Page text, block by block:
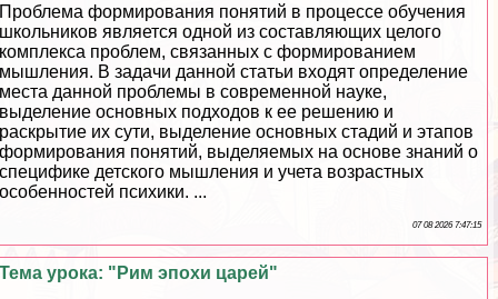
Проблема формирования понятий в процессе обучения
школьников является одной из составляющих целого
комплекса проблем, связанных с формированием
мышления. В задачи данной статьи входят определение
места данной проблемы в современной науке,
выделение основных подходов к ее решению и
раскрытие их сути, выделение основных стадий и этапов
формирования понятий, выделяемых на основе знаний о
специфике детского мышления и учета возрастных
особенностей психики. ...
07 08 2026 7:47:15
Тема урока: "Рим эпохи царей"